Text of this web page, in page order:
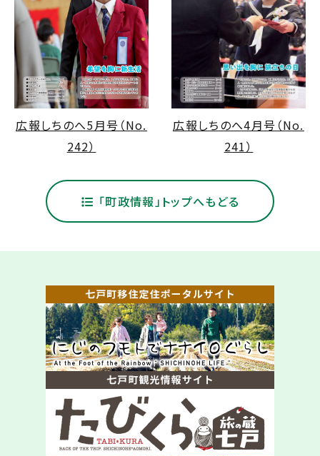
広報しちのへ5月号（No.
242）
広報しちのへ4月号（No.
241）
「町政情報」トップへもどる